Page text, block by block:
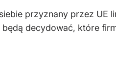
przyznany przez UE
będą decydować, które